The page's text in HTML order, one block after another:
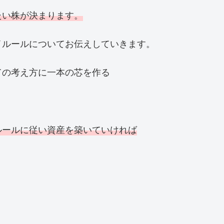
株が決まります。
ールについてお伝えしていきます。
考え方に一本の芯を作る
ルに従い資産を築いていければ